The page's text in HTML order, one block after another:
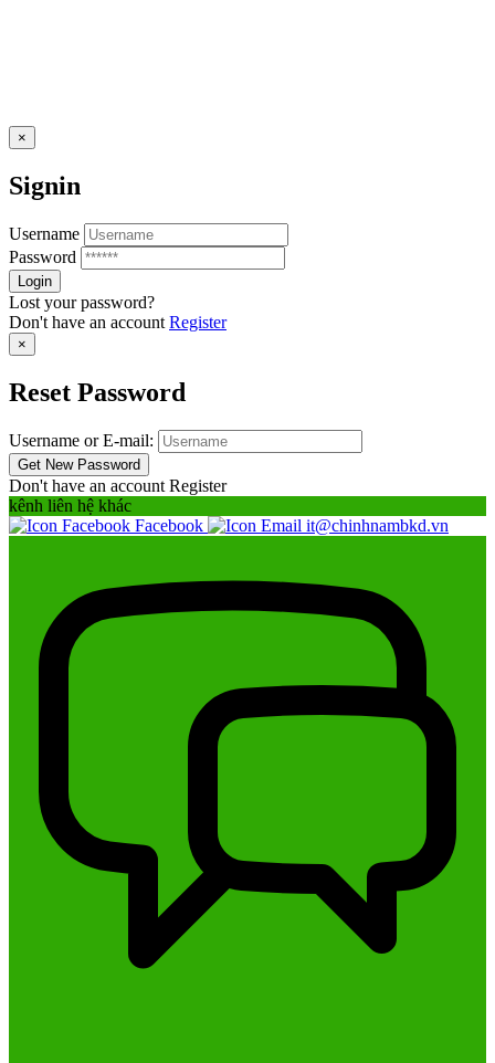
×
Signin
Username
Password
Lost your password?
Don't have an account Register
×
Reset Password
Username or E-mail:
Don't have an account Register
kênh liên hệ khác
Facebook
it@chinhnambkd.vn